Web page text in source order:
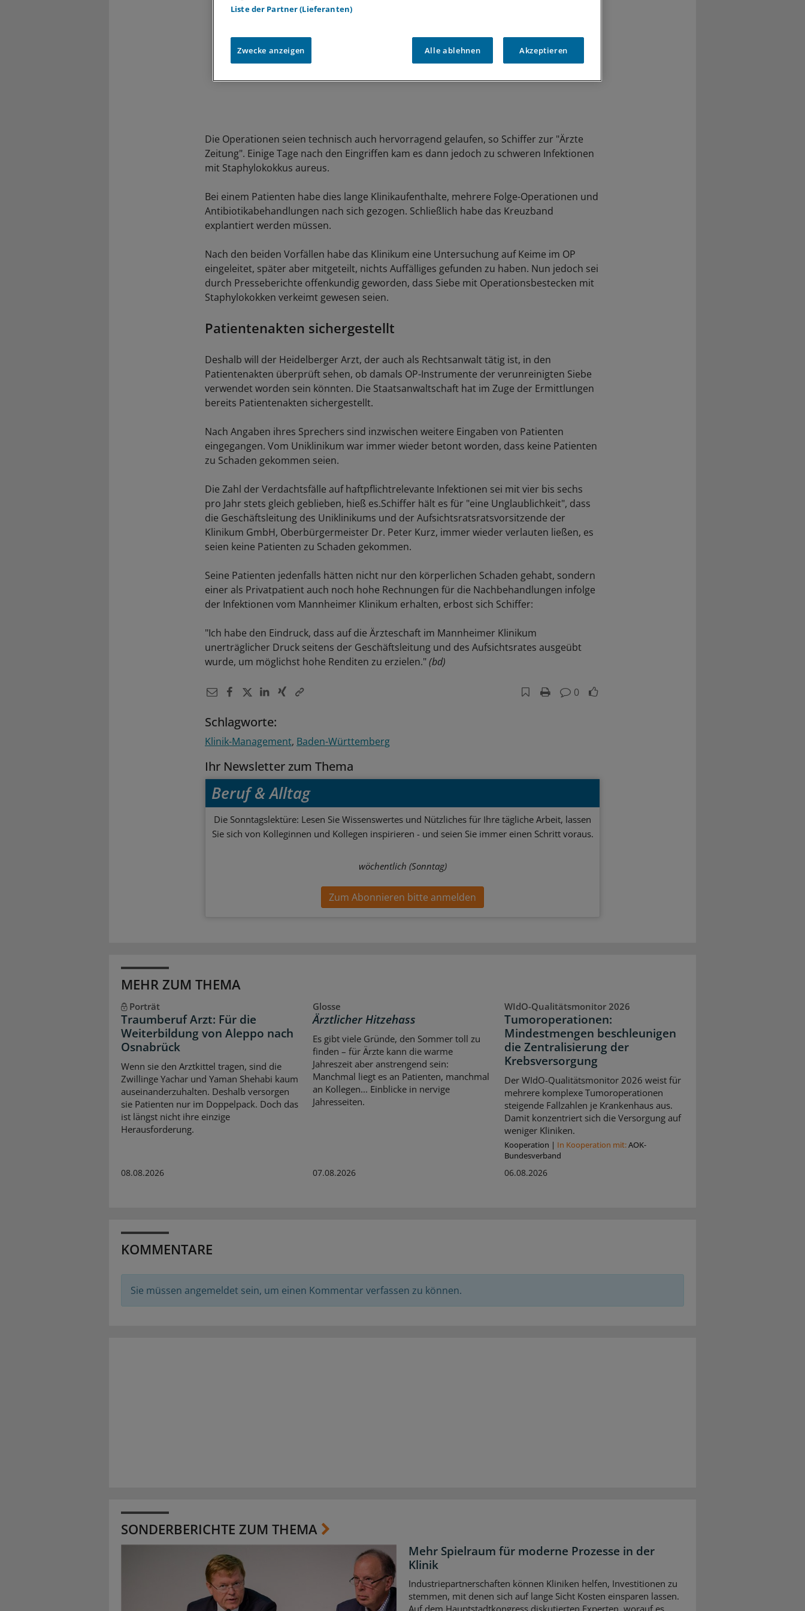
Die Operationen seien technisch auch hervorragend gelaufen, so Schiffer zur "Ärzte
Zeitung". Einige Tage nach den Eingriffen kam es dann jedoch zu schweren Infektionen
mit Staphylokokkus aureus.
Bei einem Patienten habe dies lange Klinikaufenthalte, mehrere Folge-Operationen und
Antibiotikabehandlungen nach sich gezogen. Schließlich habe das Kreuzband
explantiert werden müssen.
Nach den beiden Vorfällen habe das Klinikum eine Untersuchung auf Keime im OP
eingeleitet, später aber mitgeteilt, nichts Auffälliges gefunden zu haben. Nun jedoch sei
durch Presseberichte offenkundig geworden, dass Siebe mit Operationsbestecken mit
Staphylokokken verkeimt gewesen seien.
Patientenakten sichergestellt
Deshalb will der Heidelberger Arzt, der auch als Rechtsanwalt tätig ist, in den
Patientenakten überprüft sehen, ob damals OP-Instrumente der verunreinigten Siebe
verwendet worden sein könnten. Die Staatsanwaltschaft hat im Zuge der Ermittlungen
bereits Patientenakten sichergestellt.
Nach Angaben ihres Sprechers sind inzwischen weitere Eingaben von Patienten
eingegangen. Vom Uniklinikum war immer wieder betont worden, dass keine Patienten
zu Schaden gekommen seien.
Die Zahl der Verdachtsfälle auf haftpflichtrelevante Infektionen sei mit vier bis sechs
pro Jahr stets gleich geblieben, hieß es.Schiffer hält es für "eine Unglaublichkeit", dass
die Geschäftsleitung des Uniklinikums und der Aufsichtsratsratsvorsitzende der
Klinikum GmbH, Oberbürgermeister Dr. Peter Kurz, immer wieder verlauten ließen, es
seien keine Patienten zu Schaden gekommen.
Seine Patienten jedenfalls hätten nicht nur den körperlichen Schaden gehabt, sondern
einer als Privatpatient auch noch hohe Rechnungen für die Nachbehandlungen infolge
der Infektionen vom Mannheimer Klinikum erhalten, erbost sich Schiffer:
"Ich habe den Eindruck, dass auf die Ärzteschaft im Mannheimer Klinikum
unerträglicher Druck seitens der Geschäftsleitung und des Aufsichtsrates ausgeübt
wurde, um möglichst hohe Renditen zu erzielen."(bd)
0
Schlagworte:
Klinik-Management Baden-Württemberg
Ihr Newsletter zum Thema
Beruf & Alltag
Die Sonntagslektüre: Lesen Sie Wissenswertes und Nützliches für Ihre tägliche Arbeit, lassen
Sie sich von Kolleginnen und Kollegen inspirieren - und seien Sie immer einen Schritt voraus.
wöchentlich (Sonntag)
Zum Abonnieren bitte anmelden
MEHR ZUM THEMA
Porträt
Traumberuf Arzt: Für die
Weiterbildung von Aleppo nach
Osnabrück
Wenn sie den Arztkittel tragen, sind die
Zwillinge Yachar und Yaman Shehabi kaum
auseinanderzuhalten. Deshalb versorgen
sie Patienten nur im Doppelpack. Doch das
ist längst nicht ihre einzige
Herausforderung.
08.08.2026
Glosse
Ärztlicher Hitzehass
Es gibt viele Gründe, den Sommer toll zu
finden – für Ärzte kann die warme
Jahreszeit aber anstrengend sein:
Manchmal liegt es an Patienten, manchmal
an Kollegen... Einblicke in nervige
Jahresseiten.
07.08.2026
WIdO-Qualitätsmonitor 2026
Tumoroperationen:
Mindestmengen beschleunigen
die Zentralisierung der
Krebsversorgung
Der WIdO-Qualitätsmonitor 2026 weist für
mehrere komplexe Tumoroperationen
steigende Fallzahlen je Krankenhaus aus.
Damit konzentriert sich die Versorgung auf
weniger Kliniken.
Kooperation | In Kooperation mit:AOK-
Bundesverband
06.08.2026
KOMMENTARE
Sie müssen angemeldet sein, um einen Kommentar verfassen zu können.
SONDERBERICHTE ZUM THEMA
Mehr Spielraum für moderne Prozesse in der
Klinik
Industriepartnerschaften können Kliniken helfen, Investitionen zu
stemmen, mit denen sich auf lange Sicht Kosten einsparen lassen.
Liste der Partner (Lieferanten)
Zwecke anzeigen Alle ablehnen Akzeptieren